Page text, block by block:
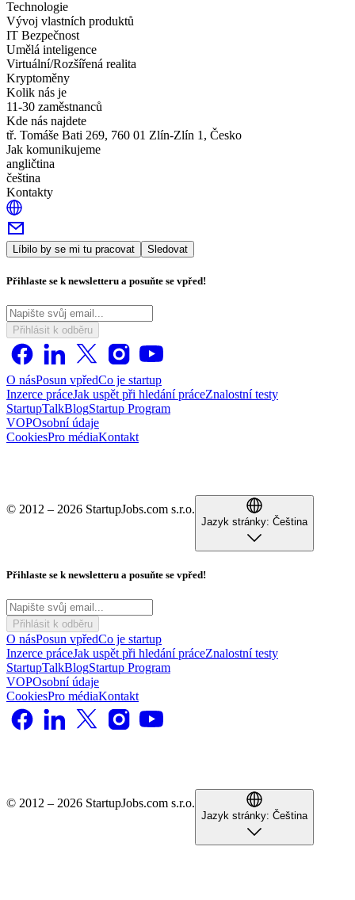
Technologie
Vývoj vlastních produktů
IT Bezpečnost
Umělá inteligence
Virtuální/Rozšířená realita
Kryptoměny
Kolik nás je
11-30 zaměstnanců
Kde nás najdete
tř. Tomáše Bati 269, 760 01 Zlín-Zlín 1, Česko
Jak komunikujeme
angličtina
čeština
Kontakty
Líbilo by se mi tu pracovat Sledovat
Přihlaste se k newsletteru a posuňte se vpřed!
Přihlásit k odběru
O násPosun vpředCo je startup
Inzerce práceJak uspět při hledání práceZnalostní testy
StartupTalkBlogStartup Program
VOPOsobní údaje
CookiesPro médiaKontakt
© 2012 – 2026 StartupJobs.com s.r.o.
Jazyk stránky: Čeština
Přihlaste se k newsletteru a posuňte se vpřed!
Přihlásit k odběru
O násPosun vpředCo je startup
Inzerce práceJak uspět při hledání práceZnalostní testy
StartupTalkBlogStartup Program
VOPOsobní údaje
CookiesPro médiaKontakt
© 2012 – 2026 StartupJobs.com s.r.o.
Jazyk stránky: Čeština